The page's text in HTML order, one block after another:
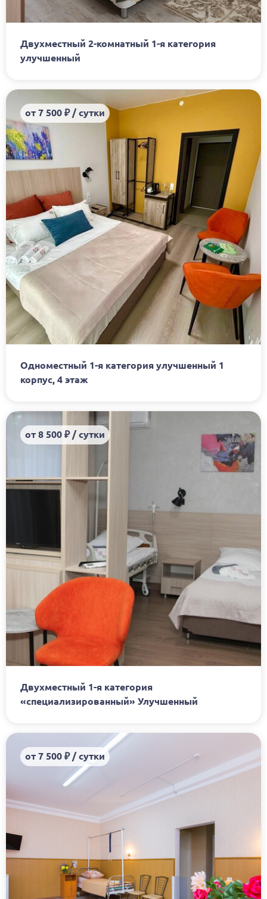
Двухместный 2-комнатный 1-я категория
улучшенный
от 7 500 ₽ / сутки
Одноместный 1-я категория улучшенный 1
корпус, 4 этаж
от 8 500 ₽ / сутки
Двухместный 1-я категория
«специализированный» Улучшенный
от 7 500 ₽ / сутки